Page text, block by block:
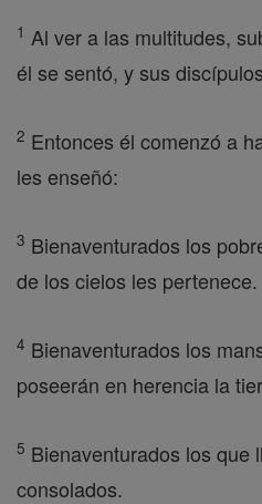
1 Al ver a las multitudes,
él se sentó, y sus
2 Entonces él comenzó a
les enseñó:
3 Bienaventurados los
de los cielos les pertenece.
4 Bienaventurados los
poseerán en herencia la
5 Bienaventurados los que
consolados.